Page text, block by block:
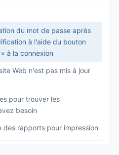
du mot de passe après
à l'aide du bouton
à la connexion
Web n'est pas mis à jour
pour trouver les
besoin
des rapports pour impression